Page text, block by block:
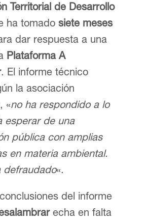
Territorial de Desarrollo
ha tomado siete meses
dar respuesta a una
Plataforma A
. El informe técnico
la asociación
«no ha respondido a lo
esperar de una
pública con amplias
en materia ambiental.
defraudado«.
del informe
echa en falta